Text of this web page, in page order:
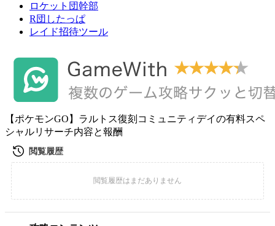
ロケット団幹部
R団したっぱ
レイド招待ツール
【ポケモンGO】ラルトス復刻コミュニティデイの有料スペ
シャルリサーチ内容と報酬